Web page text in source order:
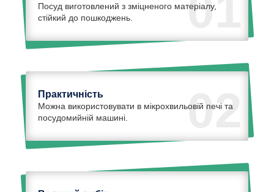
01
Посуд виготовлений з зміцненого матеріалу,
стійкий до пошкоджень.
02
Практичність
Можна використовувати в мікрохвильовій печі та
посудомийній машині.